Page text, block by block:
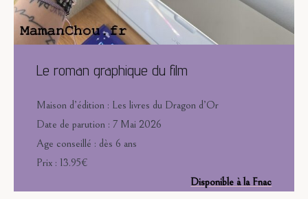
Le roman graphique du film
Maison d’édition : Les livres du Dragon d’Or
Date de parution : 7 Mai 2026
Age conseillé : dès 6 ans
Prix : 13.95€
Disponible à la Fnac